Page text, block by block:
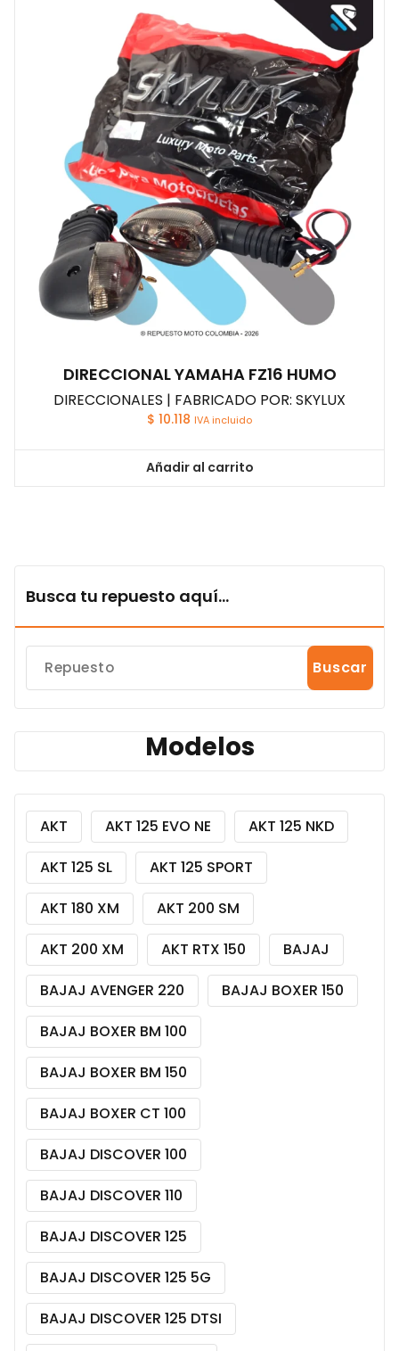
DIRECCIONAL YAMAHA FZ16 HUMO
DIRECCIONALES | FABRICADO POR: SKYLUX
$ 10.118 IVA incluido
Añadir al carrito
Busca tu repuesto aquí...
Buscar
Modelos
AKT AKT 125 EVO NE
AKT 125 NKD
AKT 125 SL
AKT 125 SPORT
AKT 180 XM
AKT 200 SM
AKT 200 XM
AKT RTX 150
BAJAJ
BAJAJ AVENGER 220
BAJAJ BOXER 150
BAJAJ BOXER BM 100
BAJAJ BOXER BM 150
BAJAJ BOXER CT 100
BAJAJ DISCOVER 100
BAJAJ DISCOVER 110
BAJAJ DISCOVER 125
BAJAJ DISCOVER 125 5G
BAJAJ DISCOVER 125 DTSI